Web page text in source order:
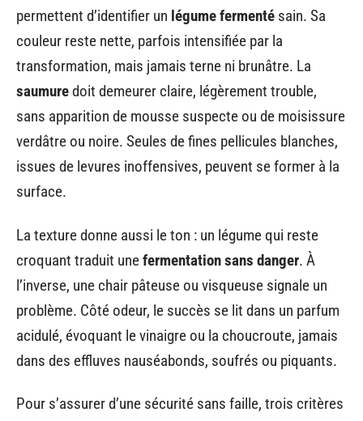
permettent d’identifier un légume fermenté sain. Sa
couleur reste nette, parfois intensifiée par la
transformation, mais jamais terne ni brunâtre. La
saumuredoit demeurer claire, légèrement trouble,
sans apparition de mousse suspecte ou de moisissure
verdâtre ou noire. Seules de fines pellicules blanches,
issues de levures inoffensives, peuvent se former à la
surface.
La texture donne aussi le ton : un légume qui reste
croquant traduit unefermentation sans danger. À
l’inverse, une chair pâteuse ou visqueuse signale un
problème. Côté odeur, le succès se lit dans un parfum
acidulé, évoquant le vinaigre ou la choucroute, jamais
dans des effluves nauséabonds, soufrés ou piquants.
Pour s’assurer d’une sécurité sans faille, trois critères